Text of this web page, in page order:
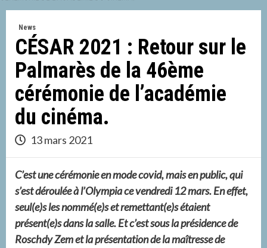
News
CÉSAR 2021 : Retour sur le
Palmarès de la 46ème
cérémonie de l’académie
du cinéma.
13 mars 2021
C’est une cérémonie en mode covid, mais en public, qui
s’est déroulée à l’Olympia ce vendredi 12 mars. En effet,
seul(e)s les nommé(e)s et remettant(e)s étaient
présent(e)s dans la salle. Et c’est sous la présidence de
Roschdy Zem et la présentation de la maîtresse de